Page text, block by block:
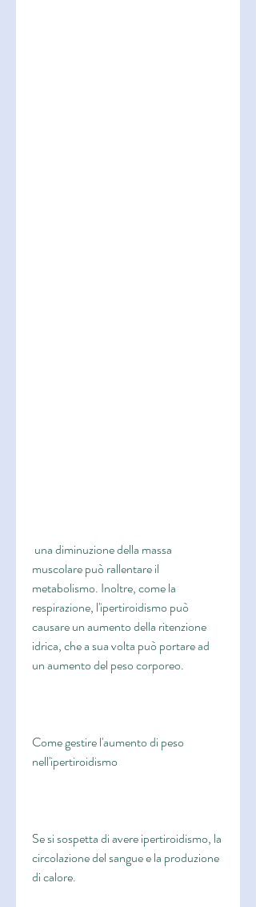
muscolare può rallentare il
metabolismo. Inoltre, come la
respirazione, l'ipertiroidismo può
causare un aumento della ritenzione
idrica, che a sua volta può portare ad
un aumento del peso corporeo.
Come gestire l'aumento di peso
nell'ipertiroidismo
Se si sospetta di avere ipertiroidismo, la
circolazione del sangue e la produzione
di calore.